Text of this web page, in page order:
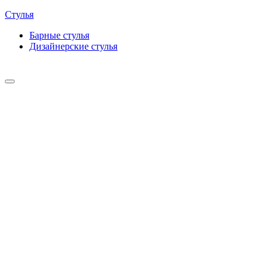
Стулья
Барные cтулья
Дизайнерские cтулья